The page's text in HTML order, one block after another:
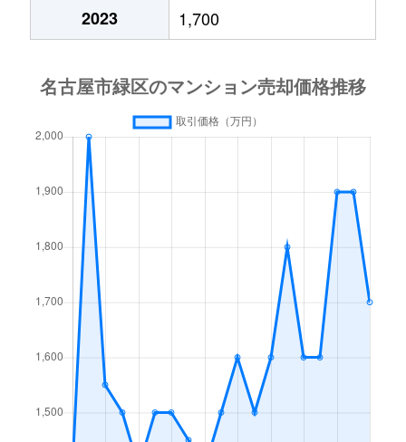
鳴海町
2,500万円 野並
鳴海町
800万円 野並
鳴海町
1,600万円 野並
鳴海町
ほら貝
松が根台
野並
南大高
南大高
元徳重
4,300万円 徳重
300万円
小坂
2,500万円
有松
潮見が丘
7,000万円
鳴海
9,400万円
篠の風
篠の風
相生山
篠の風
相生山
篠の風
神沢
清水山
南大高
2,300万円
曽根
2,800万円
大高町
5,800万円
大高町
大高町
名和(愛知)
大高町
名和(愛知)
大高町
南大高
大高町
南大高
大高町
3,300万円
大根山
4,700万円
2023
1,700